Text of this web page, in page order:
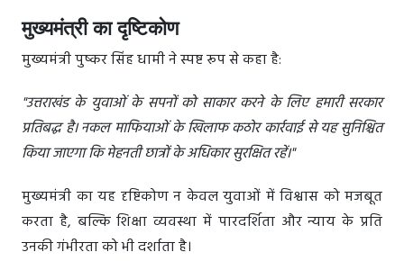
मुख्यमंत्री का दृष्टिकोण
मुख्यमंत्री पुष्कर सिंह धामी ने स्पष्ट रूप से कहा है:
"उत्तराखंड के युवाओं के सपनों को साकार करने के लिए हमारी सरकार
प्रतिबद्ध है। नकल माफियाओं के खिलाफ कठोर कार्रवाई से यह सुनिश्चित
किया जाएगा कि मेहनती छात्रों के अधिकार सुरक्षित रहें।"
मुख्यमंत्री का यह दृष्टिकोण न केवल युवाओं में विश्वास को मजबूत
करता है, बल्कि शिक्षा व्यवस्था में पारदर्शिता और न्याय के प्रति
उनकी गंभीरता को भी दर्शाता है।